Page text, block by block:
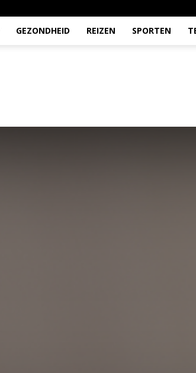
GEZONDHEID REIZEN SPORTEN